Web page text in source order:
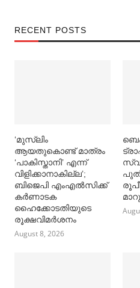
RECENT POSTS
‘മുസ്‌ലിം
ആയതുകൊണ്ട് മാത്രം
‘പാകിസ്താനി’ എന്ന്
വിളിക്കാനാകില്ല’;
ബിജെപി എംഎല്‍സിക്ക്
കര്‍ണാടക
ഹൈക്കോടതിയുടെ
രൂക്ഷവിമര്‍ശനം
August 8, 2026